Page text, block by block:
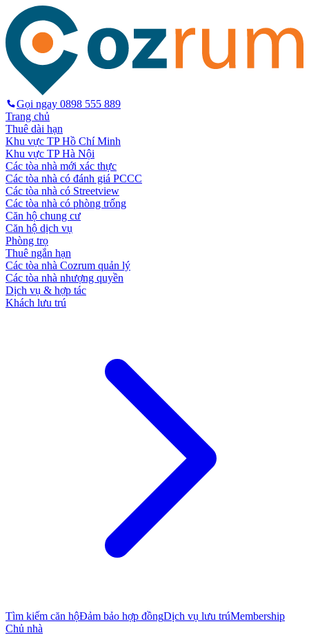
Gọi ngay 0898 555 889
Trang chủ
Thuê dài hạn
Khu vực TP Hồ Chí Minh
Khu vực TP Hà Nội
Các tòa nhà mới xác thực
Các tòa nhà có đánh giá PCCC
Các tòa nhà có Streetview
Các tòa nhà có phòng trống
Căn hộ chung cư
Căn hộ dịch vụ
Phòng trọ
Thuê ngắn hạn
Các tòa nhà Cozrum quản lý
Các tòa nhà nhượng quyền
Dịch vụ & hợp tác
Khách lưu trú
Tìm kiếm căn hộĐảm bảo hợp đồngDịch vụ lưu trúMembership
Chủ nhà